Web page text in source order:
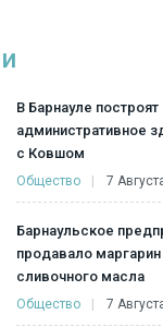
В Барнауле построят
административное
с Ковшом
Общество 7
Барнаульское
продавало
сливочного масла
Общество 7